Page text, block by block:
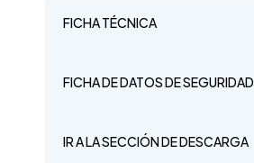
FICHA TÉCNICA
FICHA DE DATOS DE SEGURIDAD
IR A LA SECCIÓN DE DESCARGA